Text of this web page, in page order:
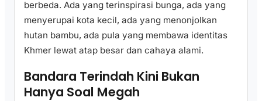
berbeda. Ada yang terinspirasi bunga, ada yang
menyerupai kota kecil, ada yang menonjolkan
hutan bambu, ada pula yang membawa identitas
Khmer lewat atap besar dan cahaya alami.
Bandara Terindah Kini Bukan
Hanya Soal Megah